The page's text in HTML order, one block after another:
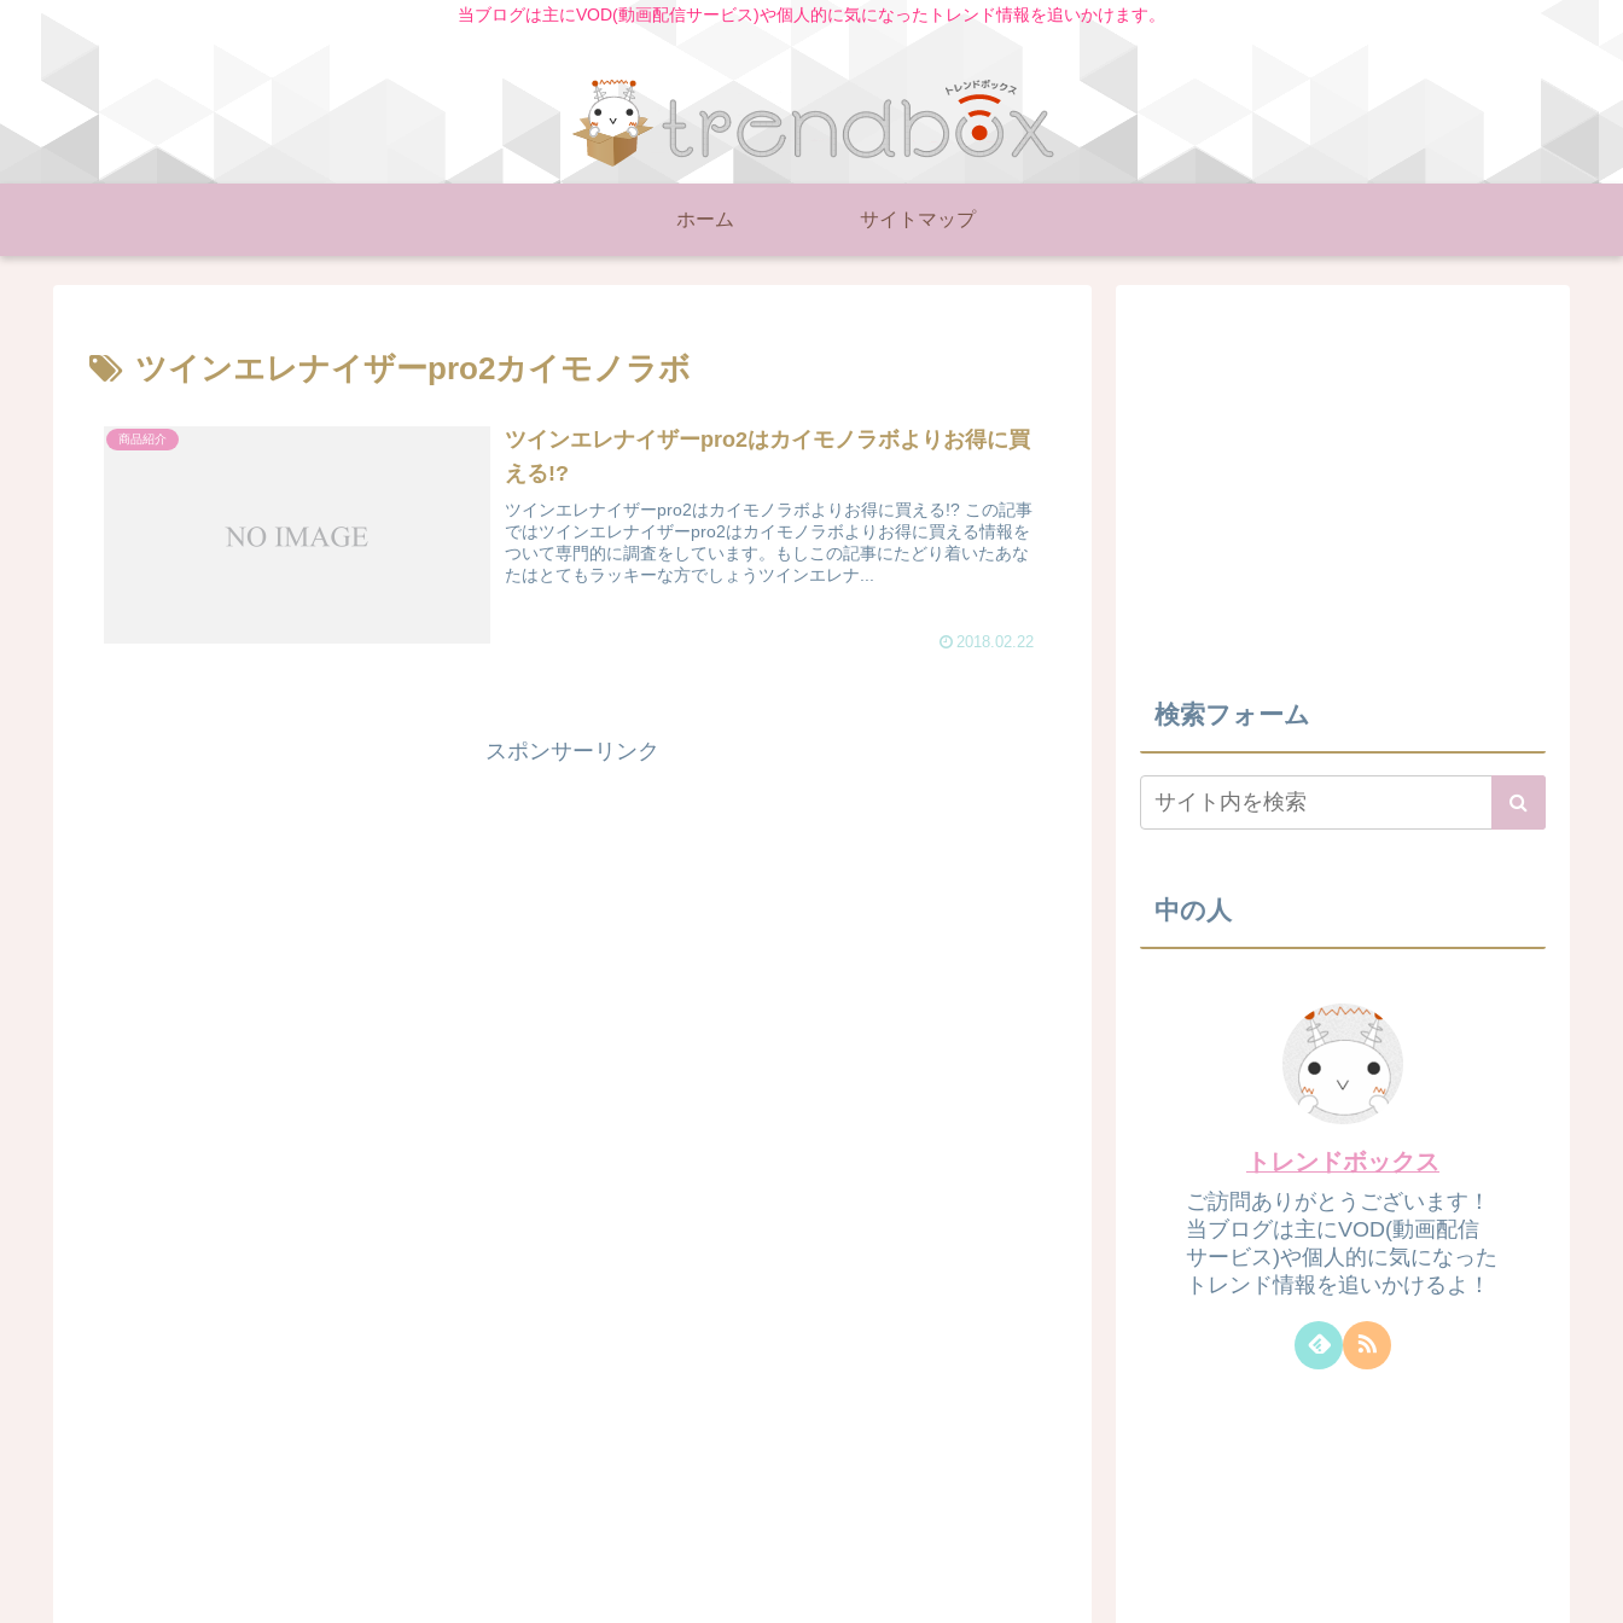
当ブログは主にVOD(動画配信サービス)や個人的に気になったトレンド情報を追いかけます。
ホーム サイトマップ
ツインエレナイザーpro2カイモノラボ
商品紹介
ツインエレナイザーpro2はカイモノラボよりお得に買
える!?
ツインエレナイザーpro2はカイモノラボよりお得に買える!? この記事
ではツインエレナイザーpro2はカイモノラボよりお得に買える情報を
ついて専門的に調査をしています。もしこの記事にたどり着いたあな
たはとてもラッキーな方でしょうツインエレナ...
2018.02.22
スポンサーリンク
検索フォーム
中の人
トレンドボックス
ご訪問ありがとうございます！
当ブログは主にVOD(動画配信
サービス)や個人的に気になった
トレンド情報を追いかけるよ！